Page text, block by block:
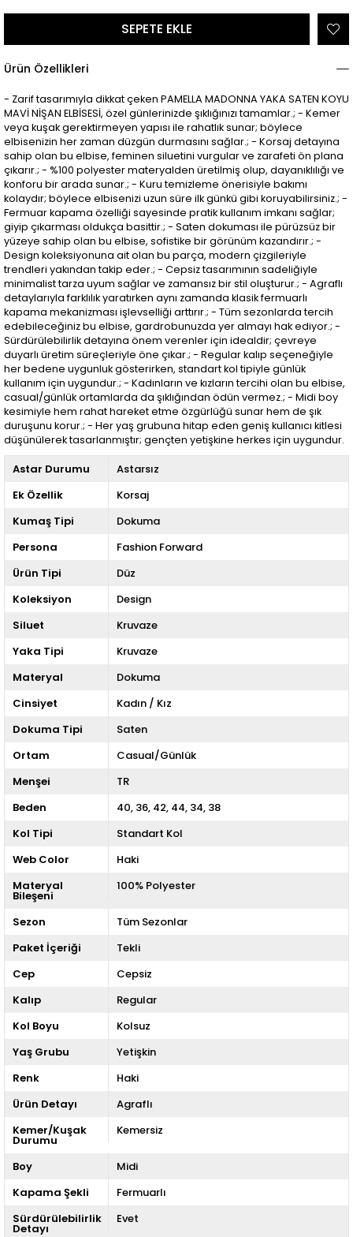
Ürün Özellikleri
- Zarif tasarımıyla dikkat çeken PAMELLA MADONNA YAKA SATEN KOYU
MAVİ NİŞAN ELBİSESİ, özel günlerinizde şıklığınızı tamamlar.; - Kemer
veya kuşak gerektirmeyen yapısı ile rahatlık sunar; böylece
elbisenizin her zaman düzgün durmasını sağlar.; - Korsaj detayına
sahip olan bu elbise, feminen siluetini vurgular ve zarafeti ön plana
çıkarır.; - %100 polyester materyalden üretilmiş olup, dayanıklılığı ve
konforu bir arada sunar.; - Kuru temizleme önerisiyle bakımı
kolaydır; böylece elbisenizi uzun süre ilk günkü gibi koruyabilirsiniz.; -
Fermuar kapama özelliği sayesinde pratik kullanım imkanı sağlar;
giyip çıkarması oldukça basittir.; - Saten dokuması ile pürüzsüz bir
yüzeye sahip olan bu elbise, sofistike bir görünüm kazandırır.; -
Design koleksiyonuna ait olan bu parça, modern çizgileriyle
trendleri yakından takip eder.; - Cepsiz tasarımının sadeliğiyle
minimalist tarza uyum sağlar ve zamansız bir stil oluşturur.; - Agraflı
detaylarıyla farklılık yaratırken aynı zamanda klasik fermuarlı
kapama mekanizması işlevselliği arttırır.; - Tüm sezonlarda tercih
edebileceğiniz bu elbise, gardrobunuzda yer almayı hak ediyor.; -
Sürdürülebilirlik detayına önem verenler için idealdir; çevreye
duyarlı üretim süreçleriyle öne çıkar.; - Regular kalıp seçeneğiyle
her bedene uygunluk gösterirken, standart kol tipiyle günlük
kullanım için uygundur.; - Kadınların ve kızların tercihi olan bu elbise,
casual/günlük ortamlarda da şıklığından ödün vermez.; - Midi boy
kesimiyle hem rahat hareket etme özgürlüğü sunar hem de şık
duruşunu korur.; - Her yaş grubuna hitap eden geniş kullanıcı kitlesi
düşünülerek tasarlanmıştır; gençten yetişkine herkes için uygundur.
Astar Durumu
Astarsız
Ek Özellik
Korsaj
Kumaş Tipi
Dokuma
Persona
Fashion Forward
Ürün Tipi
Düz
Koleksiyon
Design
Siluet
Kruvaze
Yaka Tipi
Kruvaze
Materyal
Dokuma
Cinsiyet
Kadın / Kız
Dokuma Tipi
Saten
Ortam
Casual/Günlük
Menşei
TR
Beden
40 36 42 44 34 38
Kol Tipi
Standart Kol
Web Color
Haki
Materyal
Bileşeni
100% Polyester
Sezon
Tüm Sezonlar
Paket İçeriği
Tekli
Cep
Cepsiz
Kalıp
Regular
Kol Boyu
Kolsuz
Yaş Grubu
Yetişkin
Renk
Haki
Ürün Detayı
Agraflı
Kemer/Kuşak
Durumu
Kemersiz
Boy
Midi
Kapama Şekli
Fermuarlı
Sürdürülebilirlik
Detayı
Evet